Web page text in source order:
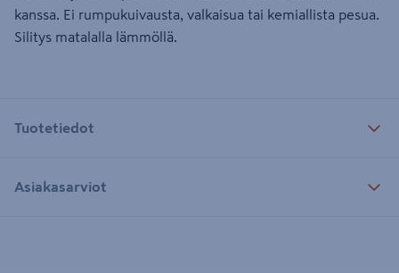
kanssa. Ei rumpukuivausta, valkaisua tai kemiallista pesua.
Silitys matalalla lämmöllä.
Tuotetiedot
Asiakasarviot